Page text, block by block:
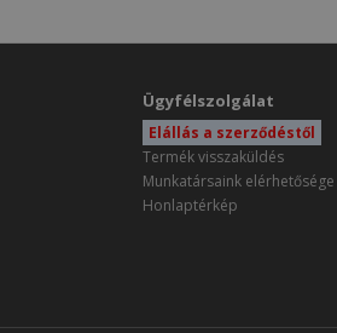
Ügyfélszolgálat
Elállás a szerződéstől
Termék visszaküldés
Munkatársaink elérhetősége
Honlaptérkép